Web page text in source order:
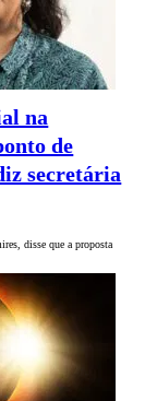
na
de
secretária
disse que a proposta